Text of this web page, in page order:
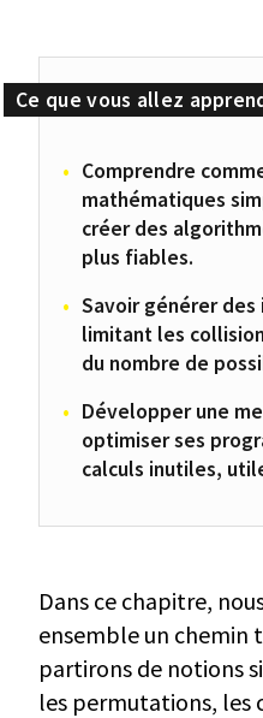
Comprendre
mathématiques
créer des
plus fiables.
Savoir générer
limitant les
du nombre de
Développer une
optimiser ses
calculs inutiles,
Dans ce chapitre,
ensemble un chemin
partirons de notions
les permutations, les